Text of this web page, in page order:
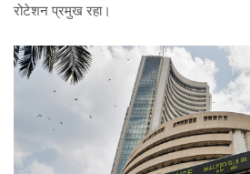
रोटेशन प्रमुख रहा।